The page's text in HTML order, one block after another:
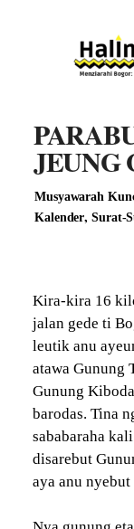
JEUNG
Musyawarah
Kalender,Surat-
Kira-kira 16
jalan gede ti
leutik anu
atawa Gunung
Gunung
barodas. Tina
sababaraha
disarebut
aya anu